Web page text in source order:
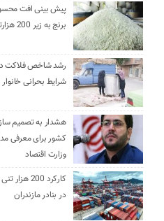
پیش بینی افت
برنج به زیر 200 هزارتومان
رشد شاخص فلاکت
شرایط بحرانی خانوار
هشدار به تصمیم
کشور برای معرفی
وزارت اقتصاد
کارکرد 200
در بنادر مازندران